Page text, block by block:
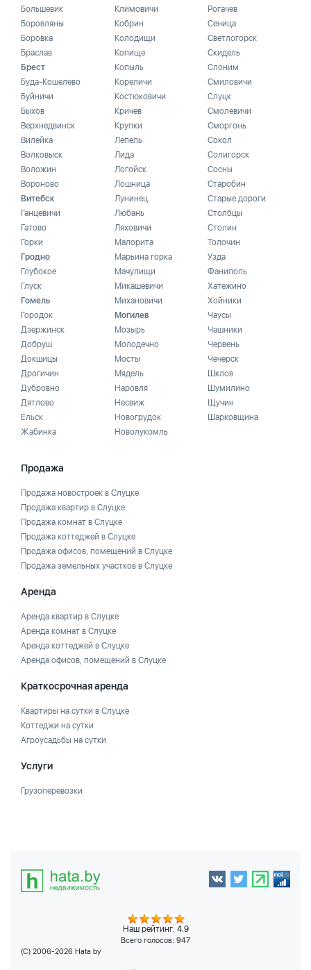
Большевик
Боровляны
Боровка
Браслав
Брест
Буда-Кошелево
Буйничи
Быхов
Верхнедвинск
Вилейка
Волковыск
Воложин
Вороново
Витебск
Ганцевичи
Гатово
Горки
Гродно
Глубокое
Глуск
Гомель
Городок
Дзержинск
Добруш
Докшицы
Дрогичин
Дубровно
Дятлово
Ельск
Жабинка
Климовичи
Кобрин
Колодищи
Копище
Копыль
Кореличи
Костюковичи
Кричев
Крупки
Лепель
Лида
Логойск
Лошница
Лунинец
Любань
Ляховичи
Малорита
Марьина горка
Мачулищи
Микашевичи
Михановичи
Могилев
Мозырь
Молодечно
Мосты
Мядель
Наровля
Несвиж
Новогрудок
Новолукомль
Рогачев
Сеница
Светлогорск
Скидель
Слоним
Смиловичи
Слуцк
Смолевичи
Сморгонь
Сокол
Солигорск
Сосны
Старобин
Старые дороги
Столбцы
Столин
Толочин
Узда
Фаниполь
Хатежино
Хойники
Чаусы
Чашники
Червень
Чечерск
Шклов
Шумилино
Щучин
Шарковщина
Продажа
Продажа новостроек в Слуцке
Продажа квартир в Слуцке
Продажа комнат в Слуцке
Продажа коттеджей в Слуцке
Продажа офисов, помещений в Слуцке
Продажа земельных участков в Слуцке
Аренда
Аренда квартир в Слуцке
Аренда комнат в Слуцке
Аренда коттеджей в Слуцке
Аренда офисов, помещений в Слуцке
Краткосрочная аренда
Квартиры на сутки в Слуцке
Коттеджи на сутки
Агроусадьбы на сутки
Услуги
Грузоперевозки
Наш рейтинг: 4.9
Всего голосов: 947
(C) 2006-2026 Hata.by